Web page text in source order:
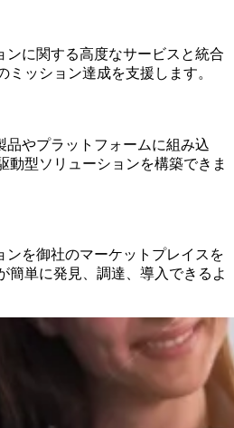
ンに関する高度なサービスと統合
ッション達成を支援します。
品やプラットフォームに組み込
動型ソリューションを構築できま
ンを御社のマーケットプレイスを
簡単に発見、調達、導入できるよ